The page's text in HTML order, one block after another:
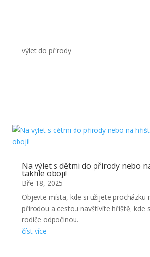
výlet do přírody
Na výlet s dětmi do přírody nebo
takhle obojí!
Bře 18, 2025
Objevte místa, kde si užijete procházku
přírodou a cestou navštívíte hřiště, kde
rodiče odpočinou.
číst více